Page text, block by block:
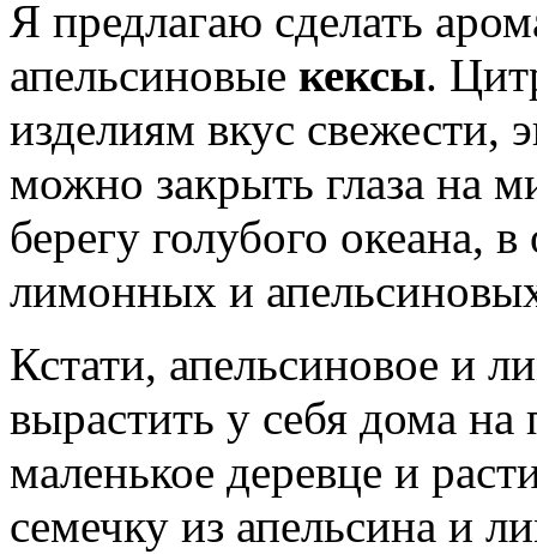
Я предлагаю сделать
апельсиновые кексы.
изделиям вкус свежести,
можно закрыть глаза на
берегу голубого океана,
лимонных и
Кстати, апельсиновое и
вырастить у себя дома
маленькое деревце и
семечку из апельсина и